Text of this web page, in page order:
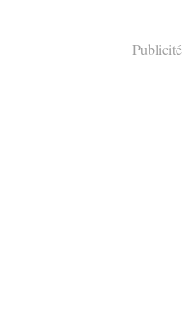
Publicité